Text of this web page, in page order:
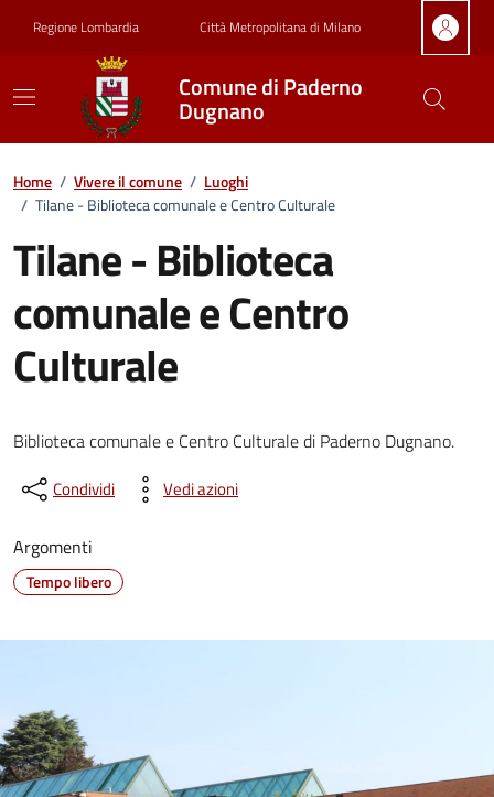
Regione Lombardia Città Metropolitana di Milano
Comune di Paderno
Dugnano
Home / Vivere il comune / Luoghi
/ Tilane - Biblioteca comunale e Centro Culturale
Tilane - Biblioteca
comunale e Centro
Culturale
Biblioteca comunale e Centro Culturale di Paderno Dugnano.
Condividi Vedi azioni
Argomenti
Tempo libero